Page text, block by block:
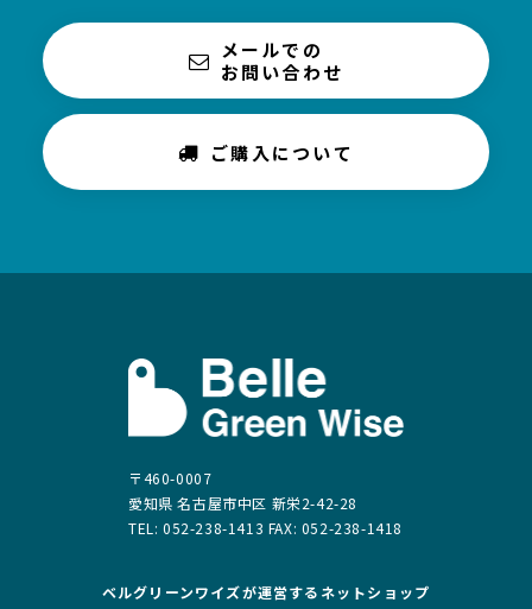
メールでの
お問い合わせ
ご購入について
〒460-0007
愛知県 名古屋市中区 新栄2-42-28
TEL: 052-238-1413 FAX: 052-238-1418
ベルグリーンワイズが運営する ネットショップ